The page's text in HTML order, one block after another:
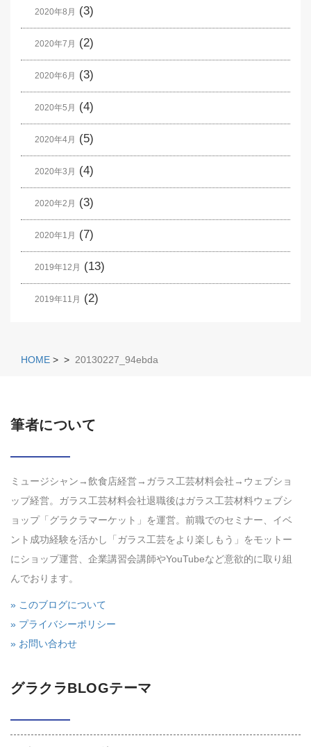
2020年8月 (3)
2020年7月 (2)
2020年6月 (3)
2020年5月 (4)
2020年4月 (5)
2020年3月 (4)
2020年2月 (3)
2020年1月 (7)
2019年12月 (13)
2019年11月 (2)
HOME > > 20130227_94ebda
筆者について
ミュージシャン→飲食店経営→ガラス工芸材料会社→ウェブショ
ップ経営。ガラス工芸材料会社退職後はガラス工芸材料ウェブシ
ョップ「グラクラマーケット」を運営。前職でのセミナー、イベ
ント成功経験を活かし「ガラス工芸をより楽しもう」をモットー
にショップ運営、企業講習会講師やYouTubeなど意欲的に取り組
んでおります。
» このブログについて
» プライバシーポリシー
» お問い合わせ
グラクラBLOGテーマ